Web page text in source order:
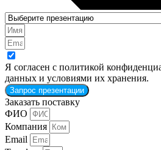
Я согласен с политикой
данных и условиями их хранения.
Запрос презентации
Заказать поставку
ФИО
Компания
Email